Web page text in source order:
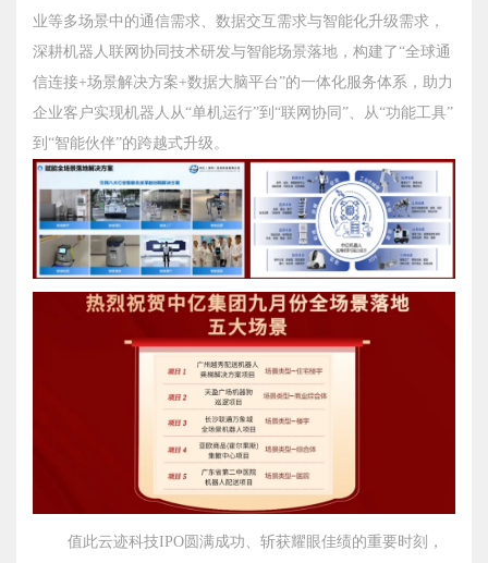
业等多场景中的通信需求、数据交互需求与智能化升级需求，
深耕机器人联网协同技术研发与智能场景落地，构建了“全球通
信连接+场景解决方案+数据大脑平台”的一体化服务体系，助力
企业客户实现机器人从“单机运行”到“联网协同”、从“功能工具”
到“智能伙伴”的跨越式升级。
值此云迹科技IPO圆满成功、斩获耀眼佳绩的重要时刻，
2025-11-08